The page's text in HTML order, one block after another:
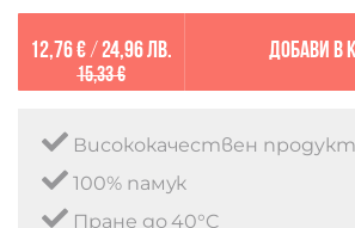
12,76 €/ 24,96 лв.
15,33 €
Добави в
Висококачествен продукт
100% памук
Пране до 40°C